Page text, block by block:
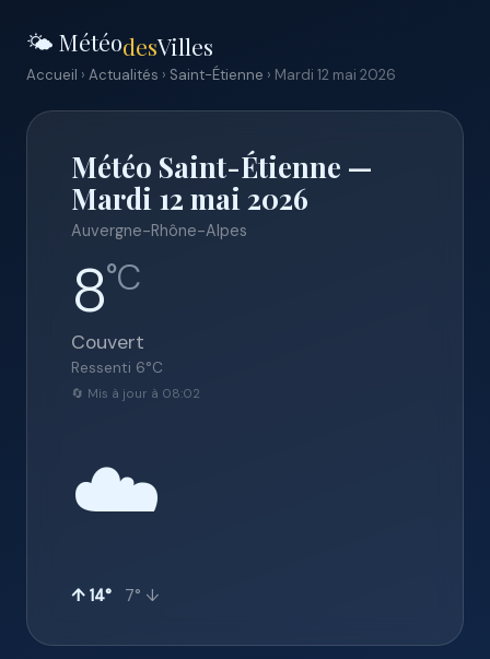
🌤️ MétéodesVilles
Accueil › Actualités › Saint-Étienne › Mardi 12 mai 2026
Météo Saint-Étienne —
Mardi 12 mai 2026
Auvergne-Rhône-Alpes
8°C
Couvert
Ressenti 6°C
🔄 Mis à jour à 08:02
☁️
↑ 14° 7° ↓